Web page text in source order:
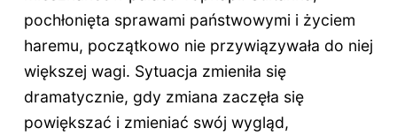
pochłonięta sprawami państwowymi i życiem
haremu, początkowo nie przywiązywała do niej
większej wagi. Sytuacja zmieniła się
dramatycznie, gdy zmiana zaczęła się
powiększać i zmieniać swój wygląd,